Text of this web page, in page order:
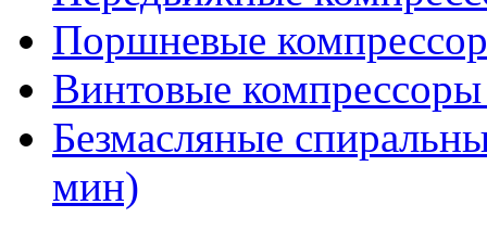
Поршневые
Винтовые
Безмасляные
мин)